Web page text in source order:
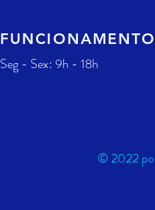
Seg - Sex: 9h - 18h
© 2022